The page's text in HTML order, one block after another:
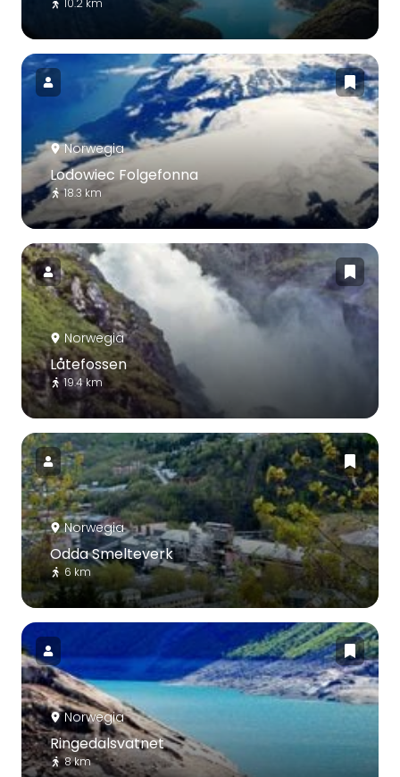
10.2 km
Norwegia
Lodowiec Folgefonna
18.3 km
Norwegia
Låtefossen
19.4 km
Norwegia
Odda Smelteverk
6 km
Norwegia
Ringedalsvatnet
8 km